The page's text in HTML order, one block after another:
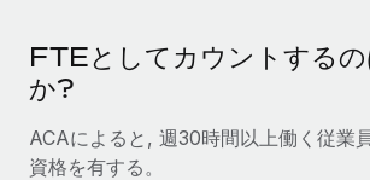
FTEとしてカウントする
か?
ACAによると, 週30時間以上働く従業
資格を有する。